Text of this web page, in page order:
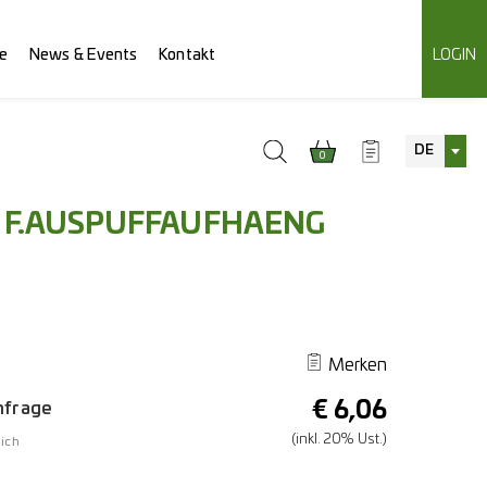
News & Events Kontakt LOGIN
0 DE
F.AUSPUFFAUFHAENG
Merken
€ 6,06
(inkl. 20% Ust.)